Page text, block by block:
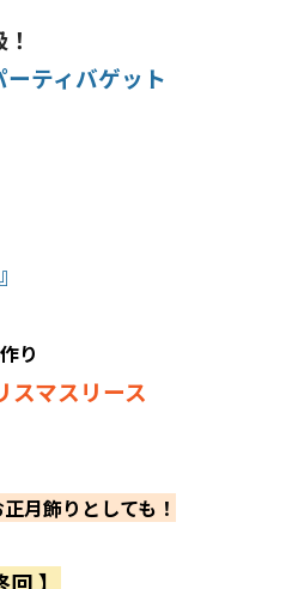
ーティバゲット
り
スマスリース
月飾りとしても！
】